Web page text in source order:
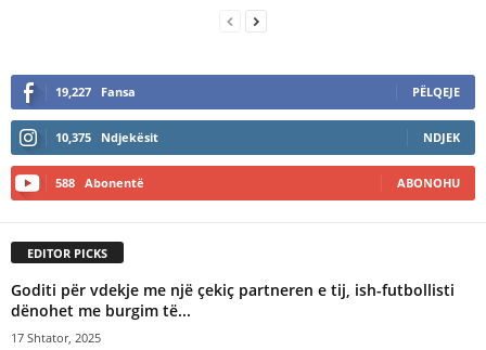
19,227 Fansa PËLQEJE
10,375 Ndjekësit NDJEK
588 Abonentë ABONOHU
EDITOR PICKS
Goditi për vdekje me një çekiç partneren e tij, ish-futbollisti
dënohet me burgim të...
17 Shtator, 2025